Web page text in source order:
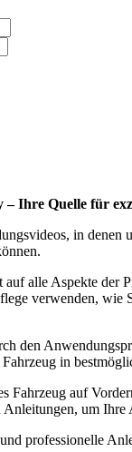
Ihre Quelle für
in
alle Aspekte
verwenden,
den
in
Fahrzeug auf
um
professionelle